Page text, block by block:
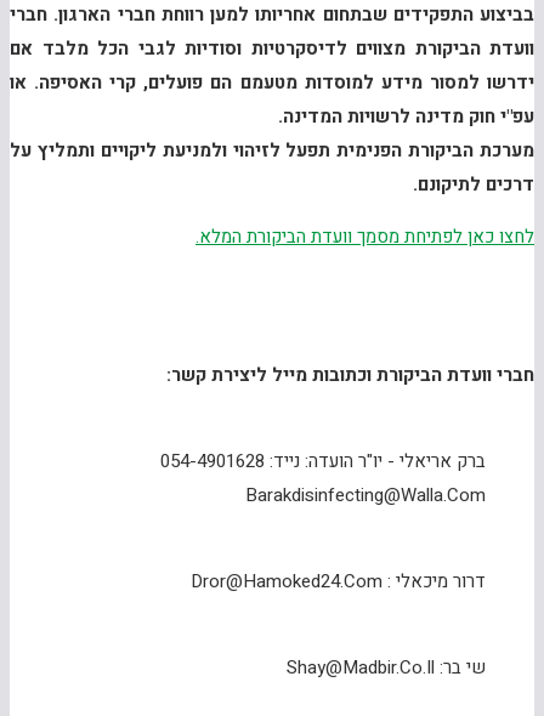
בביצוע התפקידים שבתחום אחריותו למען רווחת חברי הארגון. חברי
וועדת הביקורת מצווים לדיסקרטיות וסודיות לגבי הכל מלבד אם
ידרשו למסור מידע למוסדות מטעמם הם פועלים, קרי האסיפה. או
עפ"י חוק מדינה לרשויות המדינה.
מערכת הביקורת הפנימית תפעל לזיהוי ולמניעת ליקויים ותמליץ על
דרכים לתיקונם.
לחצו כאן לפתיחת מסמך וועדת הביקורת המלא.
חברי וועדת הביקורת וכתובות מייל ליצירת קשר:
ברק אריאלי - יו"ר הועדה: נייד: 054-4901628
Barakdisinfecting@walla.com
דרור מיכאלי : Dror@hamoked24.com
שי בר: Shay@madbir.co.il